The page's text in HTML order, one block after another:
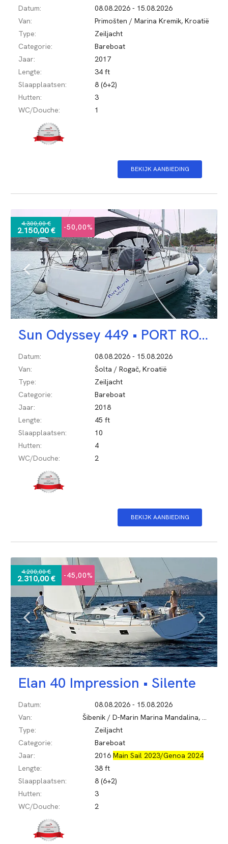
Datum:
08.08.2026 - 15.08.2026
Van:
Primošten / Marina Kremik, Kroatië
Type:
Zeiljacht
Categorie:
Bareboat
Jaar:
2017
Lengte:
34 ft
Slaapplaatsen:
8 (6+2)
Hutten:
3
WC/Douche:
1
BEKIJK AANBIEDING
-50,00%
4.300,00 €
2.150,00 €
Sun Odyssey 449 • PORT ROYAL
Datum:
08.08.2026 - 15.08.2026
Van:
Šolta / Rogač, Kroatië
Type:
Zeiljacht
Categorie:
Bareboat
Jaar:
2018
Lengte:
45 ft
Slaapplaatsen:
10
Hutten:
4
WC/Douche:
2
BEKIJK AANBIEDING
-45,00%
4.200,00 €
2.310,00 €
Elan 40 Impression • Silente
Datum:
08.08.2026 - 15.08.2026
Van:
Šibenik / D-Marin Marina Mandalina, Kroatië
Type:
Zeiljacht
Categorie:
Bareboat
Jaar:
2016 Main Sail 2023/Genoa 2024
Lengte:
38 ft
Slaapplaatsen:
8 (6+2)
Hutten:
3
WC/Douche:
2